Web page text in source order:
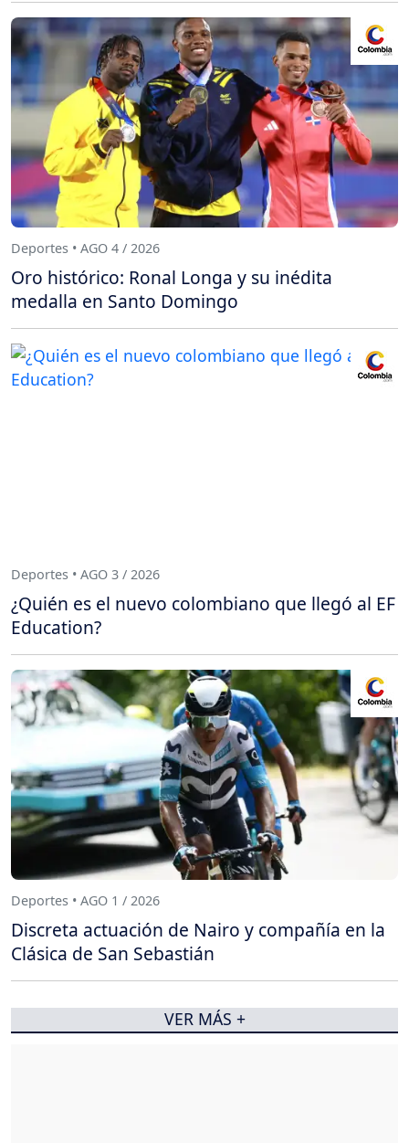
Deportes • AGO 4 / 2026
Oro histórico: Ronal Longa y su inédita
medalla en Santo Domingo
Deportes • AGO 3 / 2026
¿Quién es el nuevo colombiano que llegó al EF
Education?
Deportes • AGO 1 / 2026
Discreta actuación de Nairo y compañía en la
Clásica de San Sebastián
VER MÁS +